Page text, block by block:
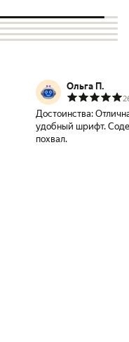
Ольга П.
Достоинства:
удобный шрифт.
похвал.